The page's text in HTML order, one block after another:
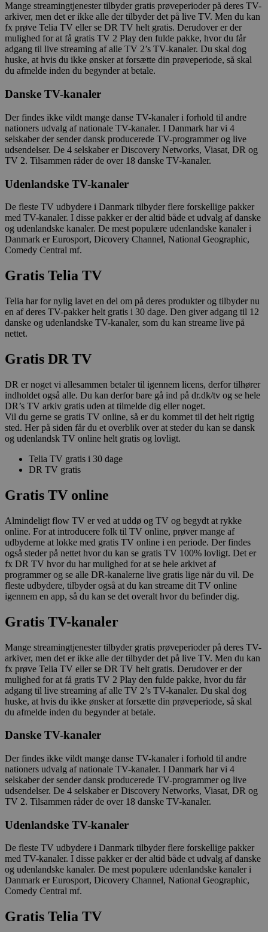
Mange streamingtjenester tilbyder gratis prøveperioder på deres TV-
arkiver, men det er ikke alle der tilbyder det på live TV. Men du kan
fx prøve Telia TV eller se DR TV helt gratis. Derudover er der
mulighed for at få gratis TV 2 Play den fulde pakke, hvor du får
adgang til live streaming af alle TV 2’s TV-kanaler. Du skal dog
huske, at hvis du ikke ønsker at forsætte din prøveperiode, så skal
du afmelde inden du begynder at betale.
Danske TV-kanaler
Der findes ikke vildt mange danse TV-kanaler i forhold til andre
nationers udvalg af nationale TV-kanaler. I Danmark har vi 4
selskaber der sender dansk producerede TV-programmer og live
udsendelser. De 4 selskaber er Discovery Networks, Viasat, DR og
TV 2. Tilsammen råder de over 18 danske TV-kanaler.
Udenlandske TV-kanaler
De fleste TV udbydere i Danmark tilbyder flere forskellige pakker
med TV-kanaler. I disse pakker er der altid både et udvalg af danske
og udenlandske kanaler. De mest populære udenlandske kanaler i
Danmark er Eurosport, Dicovery Channel, National Geographic,
Comedy Central mf.
Gratis Telia TV
Telia har for nylig lavet en del om på deres produkter og tilbyder nu
en af deres TV-pakker helt gratis i 30 dage. Den giver adgang til 12
danske og udenlandske TV-kanaler, som du kan streame live på
nettet.
Gratis DR TV
DR er noget vi allesammen betaler til igennem licens, derfor tilhører
indholdet også alle. Du kan derfor bare gå ind på dr.dk/tv og se hele
DR’s TV arkiv gratis uden at tilmelde dig eller noget.
Vil du gerne se gratis TV online, så er du kommet til det helt rigtig
sted. Her på siden får du et overblik over at steder du kan se dansk
og udenlandsk TV online helt gratis og lovligt.
Telia TV gratis i 30 dage
DR TV gratis
Gratis TV online
Almindeligt flow TV er ved at uddø og TV og begydt at rykke
online. For at introducere folk til TV online, prøver mange af
udbyderne at lokke med gratis TV online i en periode. Der findes
også steder på nettet hvor du kan se gratis TV 100% lovligt. Det er
fx DR TV hvor du har mulighed for at se hele arkivet af
programmer og se alle DR-kanalerne live gratis lige når du vil. De
fleste udbydere, tilbyder også at du kan streame dit TV online
igennem en app, så du kan se det overalt hvor du befinder dig.
Gratis TV-kanaler
Mange streamingtjenester tilbyder gratis prøveperioder på deres TV-
arkiver, men det er ikke alle der tilbyder det på live TV. Men du kan
fx prøve Telia TV eller se DR TV helt gratis. Derudover er der
mulighed for at få gratis TV 2 Play den fulde pakke, hvor du får
adgang til live streaming af alle TV 2’s TV-kanaler. Du skal dog
huske, at hvis du ikke ønsker at forsætte din prøveperiode, så skal
du afmelde inden du begynder at betale.
Danske TV-kanaler
Der findes ikke vildt mange danse TV-kanaler i forhold til andre
nationers udvalg af nationale TV-kanaler. I Danmark har vi 4
selskaber der sender dansk producerede TV-programmer og live
udsendelser. De 4 selskaber er Discovery Networks, Viasat, DR og
TV 2. Tilsammen råder de over 18 danske TV-kanaler.
Udenlandske TV-kanaler
De fleste TV udbydere i Danmark tilbyder flere forskellige pakker
med TV-kanaler. I disse pakker er der altid både et udvalg af danske
og udenlandske kanaler. De mest populære udenlandske kanaler i
Danmark er Eurosport, Dicovery Channel, National Geographic,
Comedy Central mf.
Gratis Telia TV